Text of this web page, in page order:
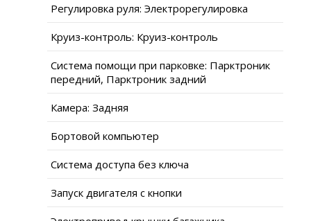
Регулировка руля: Электрорегулировка
Круиз-контроль: Круиз-контроль
Система помощи при парковке: Парктроник
передний, Парктроник задний
Камера: Задняя
Бортовой компьютер
Система доступа без ключа
Запуск двигателя с кнопки